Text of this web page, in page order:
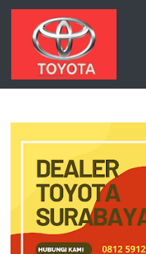
Langsung ke konten utama